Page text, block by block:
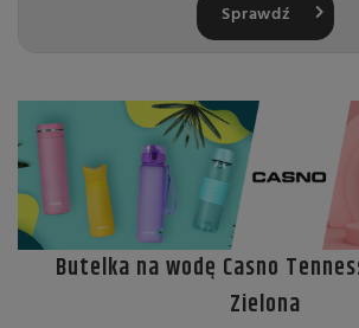
Sprawdź
Butelka na wodę Casno
Zielona